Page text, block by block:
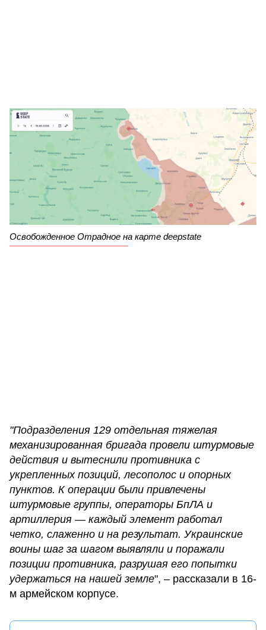
Освобожденное Отрадное на карте deepstate
"Подразделения 129 отдельная тяжелая
механизированная бригада провели штурмовые
действия и вытеснили противника с
укрепленных позиций, лесополос и опорных
пунктов. К операции были привлечены
штурмовые группы, операторы БпЛА и
артиллерия — каждый элемент работал
четко, слаженно и на результат. Украинские
воины шаг за шагом выявляли и поражали
позиции противника, разрушая его попытки
удержаться на нашей земле", – рассказали в 16-
м армейском корпусе.